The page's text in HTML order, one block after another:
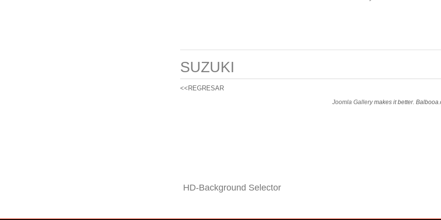
SUZUKI
<<REGRESAR
Joomla Gallerymakes it better.
HD-Background Selector